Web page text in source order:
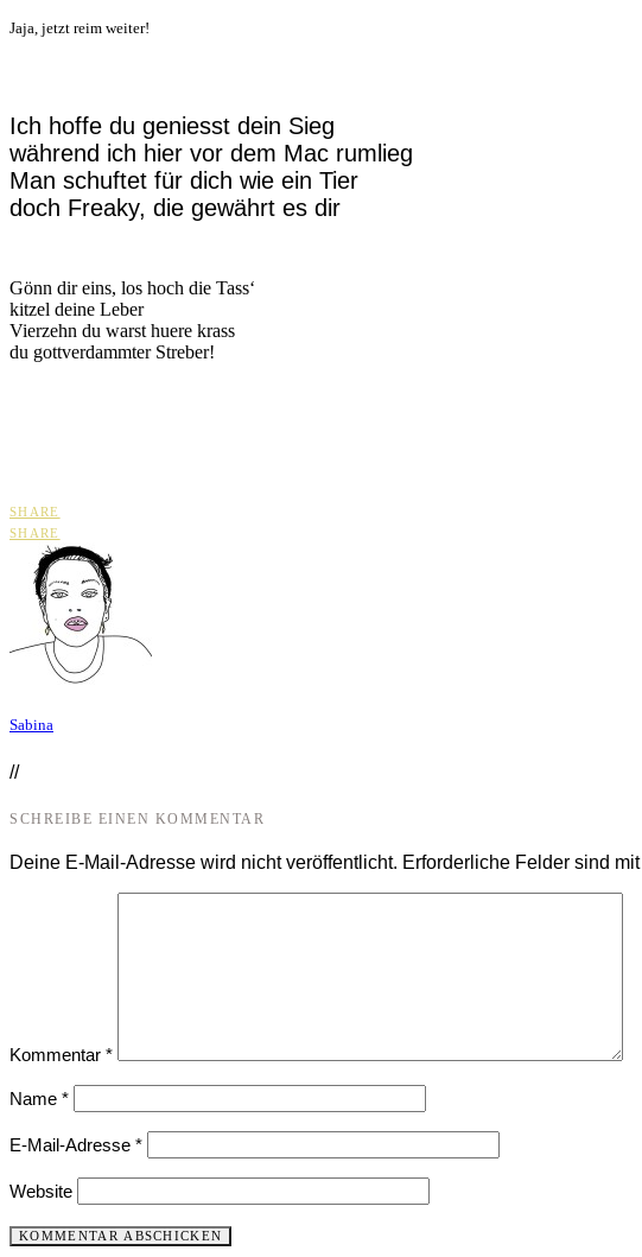
Jaja, jetzt reim weiter!
Ich hoffe du geniesst dein Sieg
während ich hier vor dem Mac rumlieg
Man schuftet für dich wie ein Tier
doch Freaky, die gewährt es dir
Gönn dir eins, los hoch die Tass‘
kitzel deine Leber
Vierzehn du warst huere krass
du gottverdammter Streber!
SHARE
SHARE
Sabina
//
SCHREIBE EINEN KOMMENTAR
Deine E-Mail-Adresse wird nicht veröffentlicht. Erforderliche Felder sind mit
Kommentar *
Name *
E-Mail-Adresse *
Website